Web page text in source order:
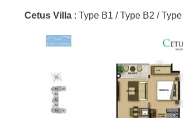
Cetus Villa: Type B1 / Type B2 /